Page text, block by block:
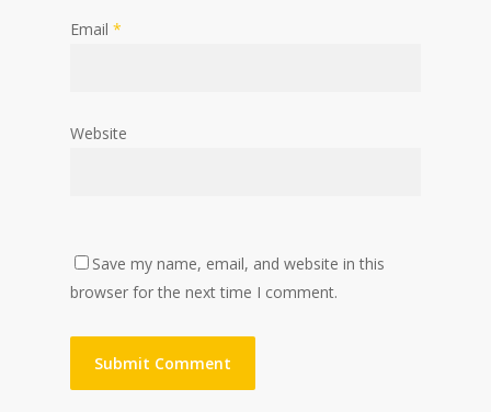
Email *
Website
Save my name, email, and website in this
browser for the next time I comment.